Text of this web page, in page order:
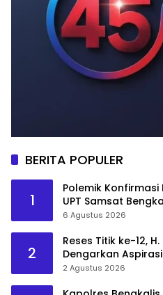
BERITA POPULER
1
Polemik
UPT Samsat
6 Agustus 2026
2
Reses Titik ke-12,
Dengarkan
2 Agustus 2026